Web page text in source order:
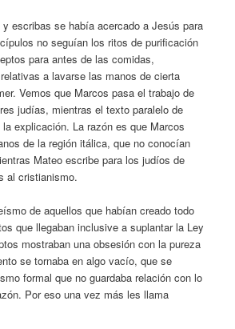
y escribas se había acercado a Jesús para
no seguían los ritos de purificación
para antes de las comidas,
a lavarse las manos de cierta
Vemos que Marcos pasa el trabajo de
judías, mientras el texto paralelo de
explicación. La razón es que Marcos
de la región itálica, que no conocían
Mateo escribe para los judíos de
al cristianismo.
de aquellos que habían creado todo
que llegaban inclusive a suplantar la Ley
mostraban una obsesión con la pureza
se tornaba en algo vacío, que se
formal que no guardaba relación con lo
Por eso una vez más les llama